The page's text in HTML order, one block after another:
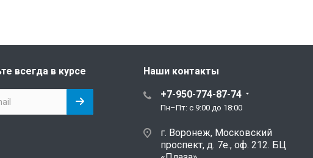
всегда в курсе
Наши контакты
+7-950-774-87-74
Пн–Пт: с 9:00 до 18:00
г. Воронеж, Московский
проспект, д. 7е., оф. 212. БЦ